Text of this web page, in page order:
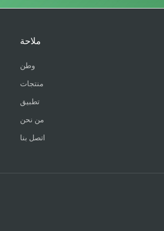
ملاحة
وطن
منتجات
تطبيق
من نحن
اتصل بنا